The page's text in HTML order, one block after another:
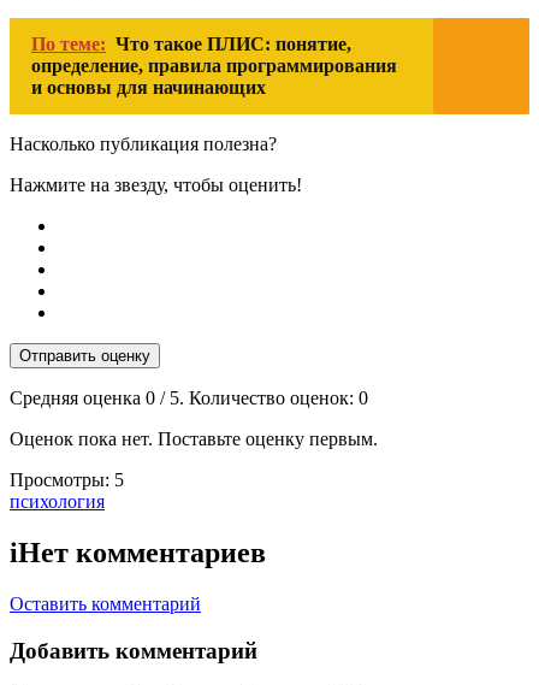
По теме: Что такое ПЛИС: понятие,
определение, правила программирования
и основы для начинающих
Насколько публикация полезна?
Нажмите на звезду, чтобы оценить!
Отправить оценку
Средняя оценка 0 / 5. Количество оценок: 0
Оценок пока нет. Поставьте оценку первым.
Просмотры: 5
Тэги:
психология
iНет комментариев
Оставить комментарий
Добавить комментарий